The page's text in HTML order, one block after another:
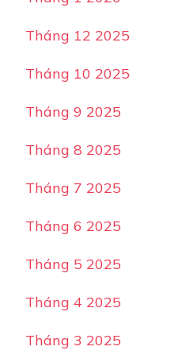
Tháng 12 2025
Tháng 10 2025
Tháng 9 2025
Tháng 8 2025
Tháng 7 2025
Tháng 6 2025
Tháng 5 2025
Tháng 4 2025
Tháng 3 2025